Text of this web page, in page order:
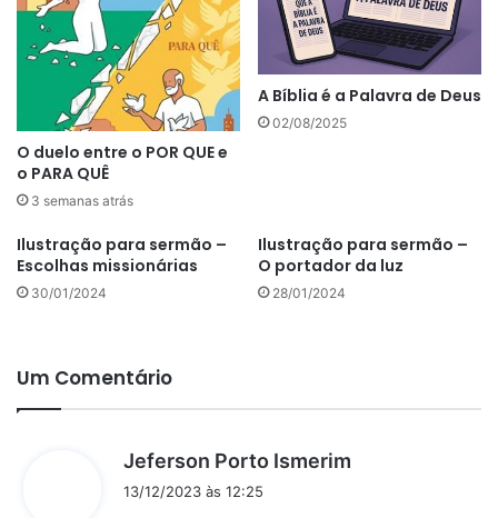
O duelo entre o POR QUE e
o PARA QUÊ
3 semanas atrás
A Bíblia é a Palavra de Deus
02/08/2025
Ilustração para sermão –
Escolhas missionárias
30/01/2024
Ilustração para sermão –
O portador da luz
28/01/2024
Um Comentário
Jeferson Porto Ismerim
13/12/2023 às 12:25